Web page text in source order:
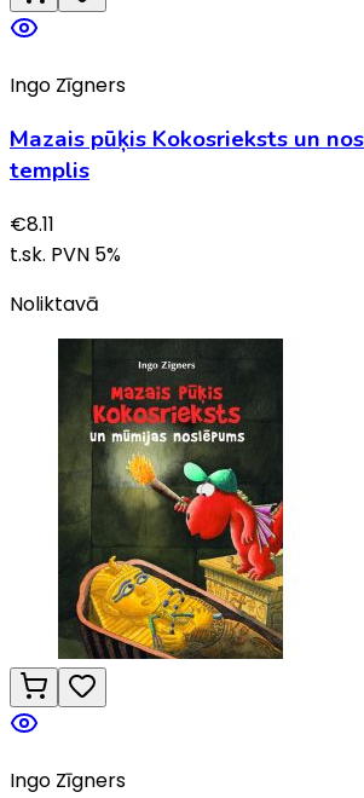
Ingo Zīgners
Mazais pūķis Kokosrieksts un
templis
€8.11
t.sk. PVN 5%
Noliktavā
Ingo Zīgners